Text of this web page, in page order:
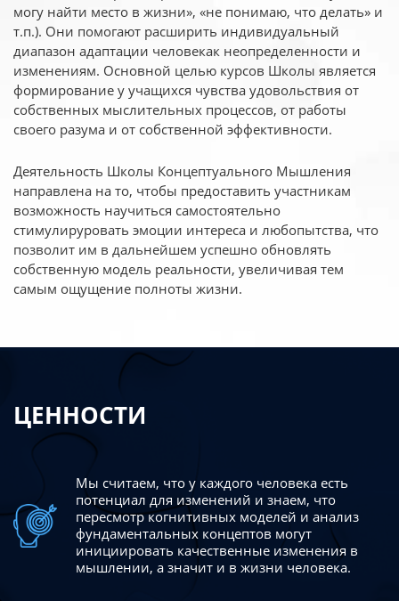
могу найти место в жизни», «не понимаю, что делать» и
т.п.). Они помогают расширить индивидуальный
диапазон адаптации человекак неопределенности и
изменениям. Основной целью курсов Школы является
формирование у учащихся чувства удовольствия от
собственных мыслительных процессов, от работы
своего разума и от собственной эффективности.
Деятельность Школы Концептуального Мышления
направлена на то, чтобы предоставить участникам
возможность научиться самостоятельно
стимулируровать эмоции интереса и любопытства, что
позволит им в дальнейшем успешно обновлять
собственную модель реальности, увеличивая тем
самым ощущение полноты жизни.
ЦЕННОСТИ
Мы считаем, что у каждого человека есть
потенциал для изменений и знаем, что
пересмотр когнитивных моделей и анализ
фундаментальных концептов могут
инициировать качественные изменения в
мышлении, а значит и в жизни человека.